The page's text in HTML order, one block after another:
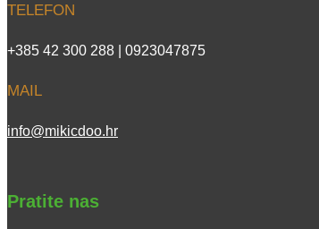
TELEFON
+385 42 300 288 | 0923047875
MAIL
info@mikicdoo.hr
Pratite nas